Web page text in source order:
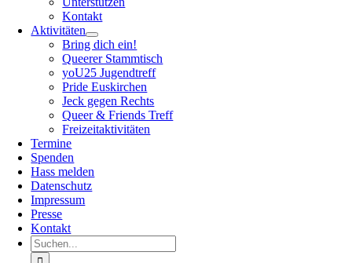
Kontakt
Aktivitäten
Bring dich ein!
Queerer Stammtisch
yoU25 Jugendtreff
Pride Euskirchen
Jeck gegen Rechts
Queer & Friends Treff
Freizeitaktivitäten
Termine
Spenden
Hass melden
Datenschutz
Impressum
Presse
Kontakt
Suche
nach: